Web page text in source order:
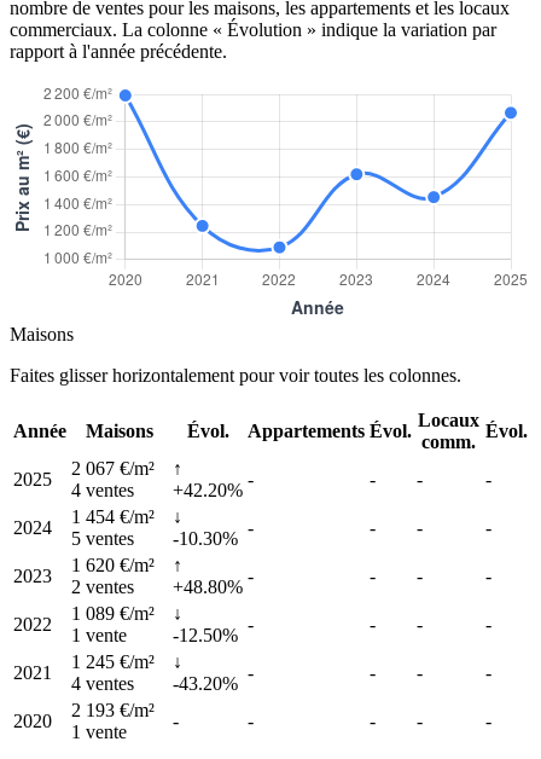
nombre de ventes pour les maisons, les appartements et les locaux
commerciaux. La colonne « Évolution » indique la variation par
rapport à l'année précédente.
Maisons
Faites glisser horizontalement pour voir toutes les colonnes.
Année Maisons Évol. Appartements Évol.
Locaux
comm.
Évol.
2025
2 067 €/m²
4 ventes
↑
+42.20%
- - - -
2024
1 454 €/m²
5 ventes
↓
-10.30%
- - - -
2023
1 620 €/m²
2 ventes
↑
+48.80%
- - - -
2022
1 089 €/m²
1 vente
↓
-12.50%
- - - -
2021
1 245 €/m²
4 ventes
↓
-43.20%
- - - -
2020
2 193 €/m²
1 vente
- - - - -